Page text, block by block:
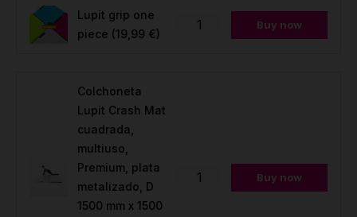
Lupit grip one
piece (19,99 €)
Buy now
Colchoneta
Lupit Crash Mat
cuadrada,
multiuso,
Premium, plata
metalizado, D
1500 mm x 1500
Buy now